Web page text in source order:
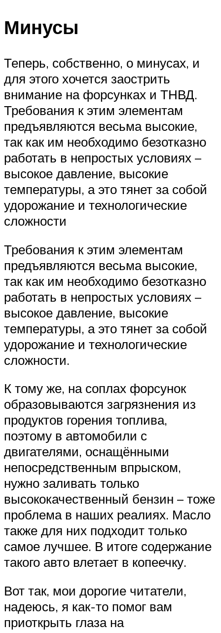
Минусы
Теперь, собственно, о минусах, и
для этого хочется заострить
внимание на форсунках и ТНВД.
Требования к этим элементам
предъявляются весьма высокие,
так как им необходимо безотказно
работать в непростых условиях –
высокое давление, высокие
температуры, а это тянет за собой
удорожание и технологические
сложности
Требования к этим элементам
предъявляются весьма высокие,
так как им необходимо безотказно
работать в непростых условиях –
высокое давление, высокие
температуры, а это тянет за собой
удорожание и технологические
сложности.
К тому же, на соплах форсунок
образовываются загрязнения из
продуктов горения топлива,
поэтому в автомобили с
двигателями, оснащёнными
непосредственным впрыском,
нужно заливать только
высококачественный бензин – тоже
проблема в наших реалиях. Масло
также для них подходит только
самое лучшее. В итоге содержание
такого авто влетает в копеечку.
Вот так, мои дорогие читатели,
надеюсь, я как-то помог вам
приоткрыть глаза на